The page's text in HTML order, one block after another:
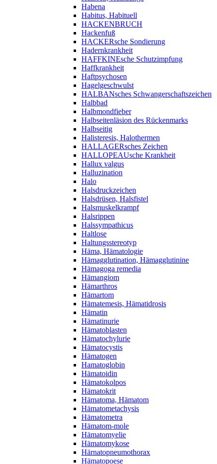
Habena
Habitus, Habituell
HACKENBRUCH
Hackenfuß
HACKERsche Sondierung
Hadernkrankheit
HAFFKINEsche Schutzimpfung
Haffkrankheit
Haftpsychosen
Hagelgeschwulst
HALBANsches Schwangerschaftszeichen
Halbbad
Halbmondfieber
Halbseitenläsion des Rückenmarks
Halbseitig
Halisteresis, Halothermen
HALLAGERsches Zeichen
HALLOPEAUsche Krankheit
Hallux valgus
Halluzination
Halo
Halsdruckzeichen
Halsdrüsen, Halsfistel
Halsmuskelkrampf
Halsrippen
Halssympathicus
Haltlose
Haltungsstereotyp
Häma, Hämatologie
Hämagglutination, Hämagglutinine
Hämagoga remedia
Hämangiom
Hämarthros
Hämartom
Hämatemesis, Hämatidrosis
Hämatin
Hämatinurie
Hämatoblasten
Hämatochylurie
Hämatocystis
Hämatogen
Hamatoglobin
Hämatoidin
Hämatokolpos
Hämatokrit
Hämatoma, Hämatom
Hämatometachysis
Hämatometra
Hämatom-mole
Hämatomyelie
Hämatomykose
Härnatopneumothorax
Hämatopoese